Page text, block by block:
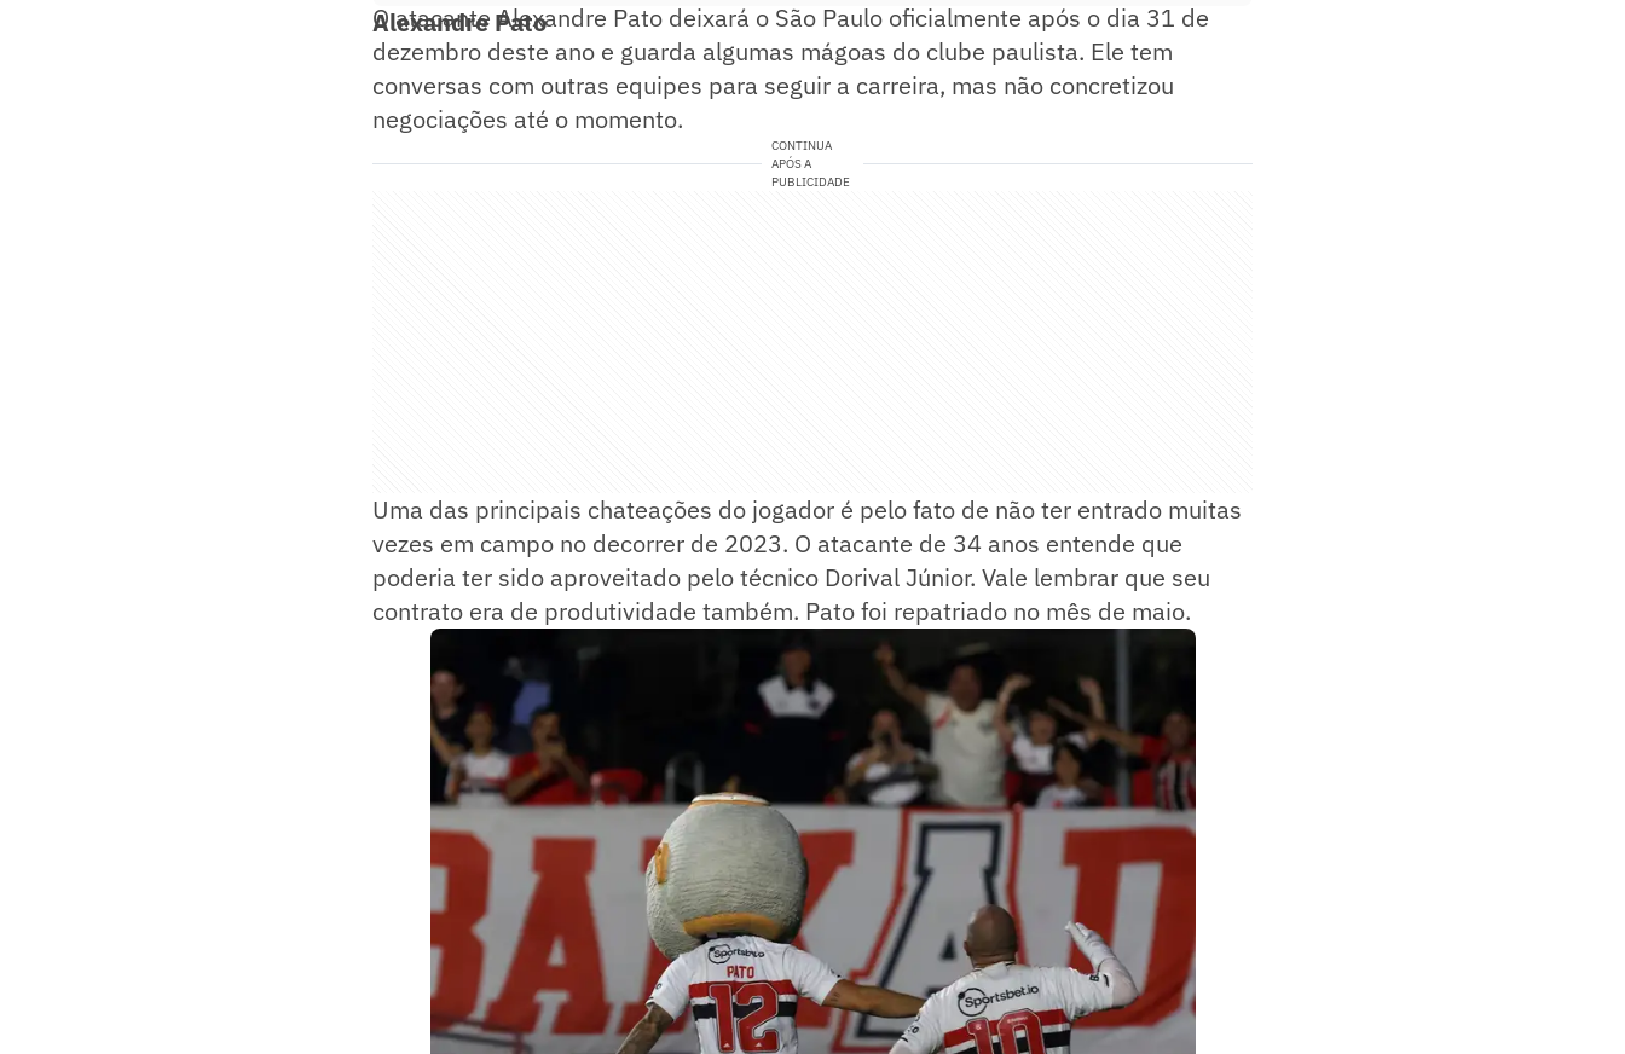
Alexandre Pato
O atacante Alexandre Pato deixará o São Paulo oficialmente após o dia 31 de
dezembro deste ano e guarda algumas mágoas do clube paulista. Ele tem
conversas com outras equipes para seguir a carreira, mas não concretizou
negociações até o momento.
CONTINUA
APÓS A
PUBLICIDADE
Uma das principais chateações do jogador é pelo fato de não ter entrado muitas
vezes em campo no decorrer de 2023. O atacante de 34 anos entende que
poderia ter sido aproveitado pelo técnico Dorival Júnior. Vale lembrar que seu
contrato era de produtividade também. Pato foi repatriado no mês de maio.